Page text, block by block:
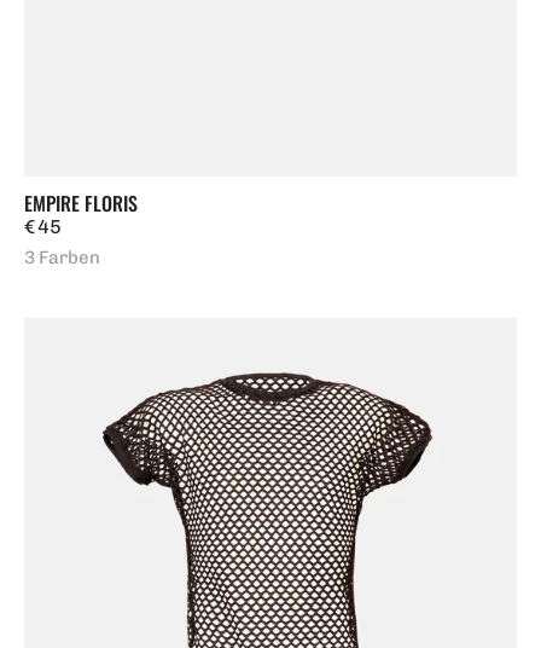
EMPIRE FLORIS
Regulärer
Preis
€ 45
3 Farben